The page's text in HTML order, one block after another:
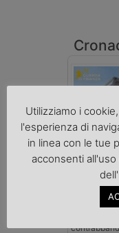
Benzina
Le Fiamme
di Padova
Utilizziamo i
l'esperienza di
in linea con le tue
acconsenti
dell'